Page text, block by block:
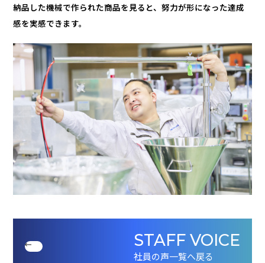
納品した機械で作られた商品を見ると、努力が形になった達成
感を実感できます。
STAFF VOICE
社員の声一覧へ戻る